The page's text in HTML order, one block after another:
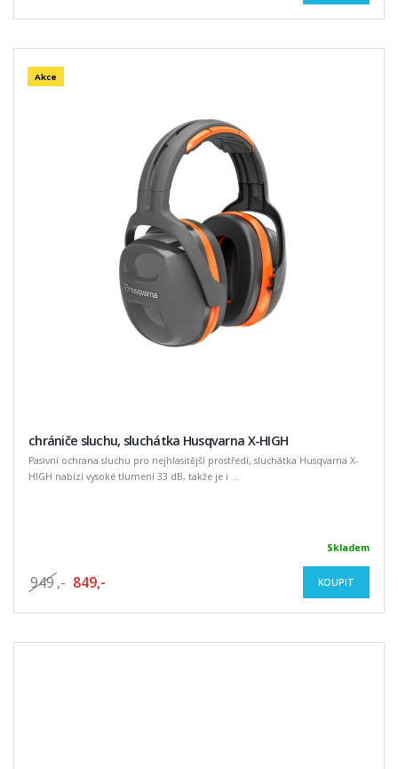
Akce
chrániče sluchu, sluchátka Husqvarna X-HIGH
Pasivní ochrana sluchu pro nejhlasitější prostředí, sluchátka Husqvarna X-
HIGH nabízí vysoké tlumení 33 dB, takže je i ...
Skladem
949 ,- 849,- KOUPIT